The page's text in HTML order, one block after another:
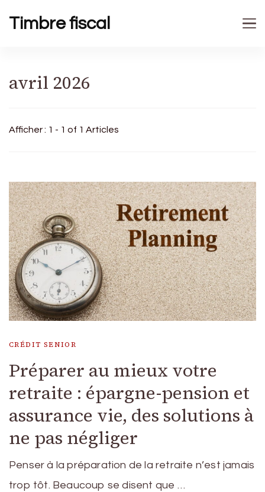
Timbre fiscal
avril 2026
Afficher : 1 - 1 of 1 Articles
CRÉDIT SENIOR
Préparer au mieux votre
retraite : épargne-pension et
assurance vie, des solutions à
ne pas négliger
Penser à la préparation de la retraite n’est jamais
trop tôt. Beaucoup se disent que …